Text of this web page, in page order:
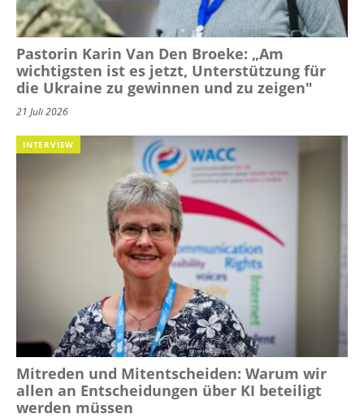
Pastorin Karin Van Den Broeke: „Am
wichtigsten ist es jetzt, Unterstützung für
die Ukraine zu gewinnen und zu zeigen"
21 Juli 2026
INTERVIEW
Mitreden und Mitentscheiden: Warum wir
allen an Entscheidungen über KI beteiligt
werden müssen